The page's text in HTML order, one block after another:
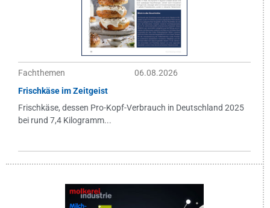
Fachthemen
06.08.2026
Frischkäse im Zeitgeist
Frischkäse, dessen Pro-Kopf-Verbrauch in Deutschland 2025
bei rund 7,4 Kilogramm...